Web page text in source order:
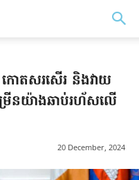
ោតសរសើរ និងវាយ
រើនយ៉ាងឆាប់រហ័សលើ
20 December, 2024